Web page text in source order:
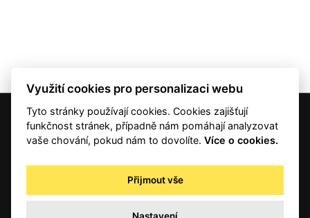
© 2001 — 2026 Copyright CMI News a dodavatelé obsahu. |
Autorská práva
Zpracování osobních údajů - registrovaní a předplatitelé
Zpracování osobních údajů pro novinářské a další účely
Využití cookies pro personalizaci webu
Tyto stránky používají cookies. Cookies zajišťují
funkčnost stránek, případně nám pomáhají analyzovat
vaše chování, pokud nám to dovolíte.Více o cookies.
Přijmout vše